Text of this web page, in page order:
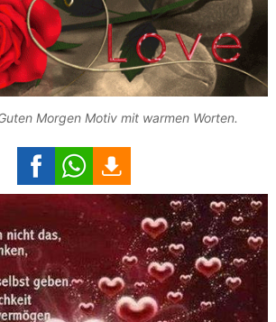
Morgen Motiv mit warmen Worten.